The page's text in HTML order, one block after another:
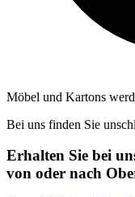
Möbel und Kartons
Bei uns finden Sie
Erhalten Sie bei
von oder nach